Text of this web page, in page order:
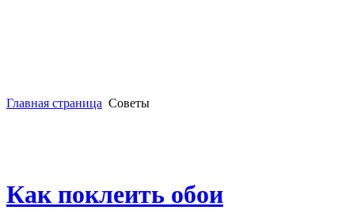
Главная страница Советы
Как поклеить обои